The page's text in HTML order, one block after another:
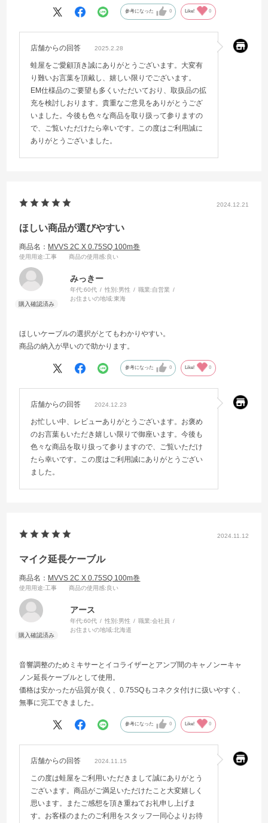
思うしだいです、是非とも御検討よろしくお願いします。
参考になった 0 Like! 0
店舗からの回答 2025.2.28
蛙屋をご愛顧頂き誠にありがとうございます。大変有
り難いお言葉を頂戴し、嬉しい限りでございます。
EM仕様品のご要望も多くいただいており、取扱品の拡
充を検討しおります。貴重なご意見をありがとうござ
いました。今後も色々な商品を取り扱って参りますの
で、ご覧いただけたら幸いです。この度はご利用誠に
ありがとうございました。
2024.12.21
ほしい商品が選びやすい
商品名： MVVS 2C X 0.75SQ 100m巻
使用用途:工事 商品の使用感:良い
みっきー
年代:60代 性別:男性 職業:自営業
お住まいの地域:東海
ほしいケーブルの選択がとてもわかりやすい。
商品の納入が早いので助かります。
参考になった 0 Like! 0
店舗からの回答 2024.12.23
お忙しい中、レビューありがとうございます。お褒め
のお言葉もいただき嬉しい限りで御座います。今後も
色々な商品を取り扱って参りますので、ご覧いただけ
たら幸いです。この度はご利用誠にありがとうござい
ました。
2024.11.12
マイク延長ケーブル
商品名： MVVS 2C X 0.75SQ 100m巻
使用用途:工事 商品の使用感:良い
アース
年代:60代 性別:男性 職業:会社員
お住まいの地域:北海道
音響調整のためミキサーとイコライザーとアンプ間のキャノンーキャ
ノン延長ケーブルとして使用。
価格は安かったが品質が良く、0.75SQもコネクタ付けに扱いやすく、
無事に完工できました。
参考になった 0 Like! 0
店舗からの回答 2024.11.15
この度は蛙屋をご利用いただきまして誠にありがとう
ございます。商品がご満足いただけたこと大変嬉しく
思います。またご感想を頂き重ねてお礼申し上げま
す。お客様のまたのご利用をスタッフ一同心よりお待